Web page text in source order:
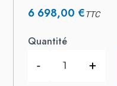
6 698,00 €TTC
Quantité
- +